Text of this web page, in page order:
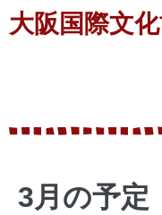
大阪国際文
3月の予定